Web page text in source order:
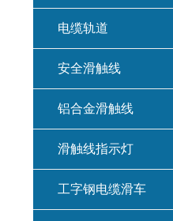
电缆轨道
安全滑触线
铝合金滑触线
滑触线指示灯
工字钢电缆滑车